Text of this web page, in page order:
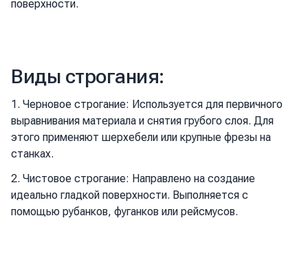
поверхности.
Виды строгания:
1. Черновое строгание: Используется для первичного
выравнивания материала и снятия грубого слоя. Для
этого применяют шерхебели или крупные фрезы на
станках.
2. Чистовое строгание: Направлено на создание
идеально гладкой поверхности. Выполняется с
помощью рубанков, фуганков или рейсмусов.